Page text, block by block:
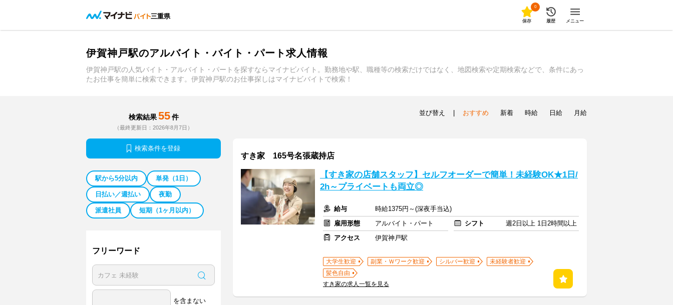
三重県
0
保存 履歴 メニュー
伊賀神戸駅のアルバイト・バイト・パート求人情報
伊賀神戸駅の人気バイト・アルバイト・パートを探すならマイナビバイト。勤務地や駅、職種等の検索だけではなく、地図検索や定期検索などで、条件にあっ
たお仕事を簡単に検索できます。伊賀神戸駅のお仕事探しはマイナビバイトで検索！
検索結果 55 件
（最終更新日：2026年8月7日）
検索条件を登録
駅から5分以内 単発（1日）
日払い／週払い 夜勤
派遣社員 短期（1ヶ月以内）
フリーワード
を含まない
並び替え おすすめ 新着 時給 日給 月給
すき家 165号名張蔵持店
【すき家の店舗スタッフ】セルフオーダーで簡単！未経験OK★1日/
2h～プライベートも両立◎
給与
時給1375円～(深夜手当込)
雇用形態
アルバイト・パート シフト
週2日以上 1日2時間以上
アクセス
伊賀神戸駅
大学生歓迎 副業・Ｗワーク歓迎 シルバー歓迎
未経験者歓迎
髪色自由
すき家の求人一覧を見る